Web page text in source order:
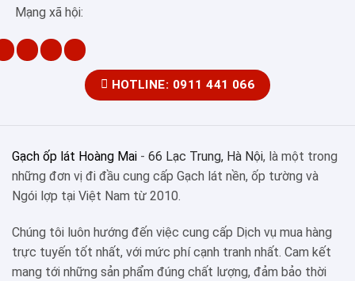
Mạng xã hội:
HOTLINE: 0911 441 066
Gạch ốp lát Hoàng Mai - 66 Lạc Trung, Hà Nội, là một trong
những đơn vị đi đầu cung cấp Gạch lát nền, ốp tường và
Ngói lợp tại Việt Nam từ 2010.
Chúng tôi luôn hướng đến việc cung cấp Dịch vụ mua hàng
trực tuyến tốt nhất, với mức phí cạnh tranh nhất. Cam kết
mang tới những sản phẩm đúng chất lượng, đảm bảo thời